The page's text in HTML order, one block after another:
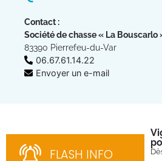
Contact :
Société de chasse « La Bouscarlo
83390 Pierrefeu-du-Var
06.67.61.14.22
Envoyer un e-mail
FLASH INFO